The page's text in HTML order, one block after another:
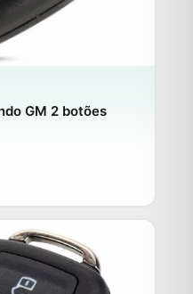
GM 2 botões